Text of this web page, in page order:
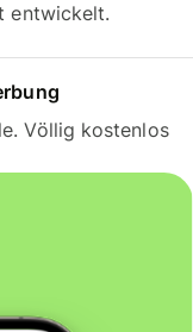
entwickelt.
Völlig kostenlos